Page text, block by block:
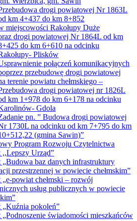
drogi powiatowej Nr 1863L
km 4+437 do km 8+852
miejscowości Rakołupy Duże
drogi powiatowej Nr 1864L od km
do km 6+610 na odcinku
Plisków
połączeń komunikacyjnych
przebudowę drogi powiatowej
terenie powiatu chełmskiego –
drogi powiatowej nr 1826L
km 1+978 do km 6+178 na odcinku
Gdola
pn. ” Budowa drogi powiatowej
1730L na odcinku od km 7+795 do km
(gmina Sawin)”
Program Rozwoju Czytelnictwa
,,Lepszy Urząd”
„Budowa baz danych infrastruktury
przestrzennej w powiecie chełmskim”
„e-powiat chełmski – rozwój
usług publicznych w powiecie
„Kuźnia pokoleń”
„Podnoszenie świadomości mieszkańców